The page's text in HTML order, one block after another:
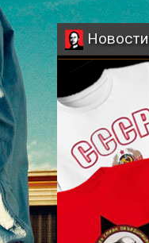
Новости